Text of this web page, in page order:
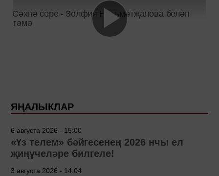
ЯҢАЛЫКЛАР
6 августа 2026 - 15:00
«Үз телем» бәйгесенең 2026 нчы ел
җиңүчеләре билгеле!
3 августа 2026 - 14:04